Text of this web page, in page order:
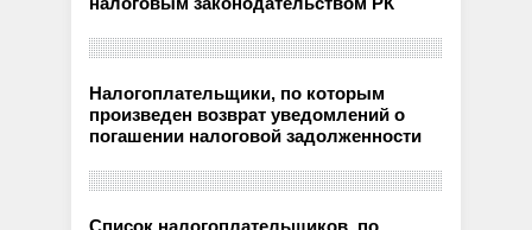
Налогоплательщики, по которым
произведен возврат уведомлений о
погашении налоговой задолженности
Список налогоплательщиков, по